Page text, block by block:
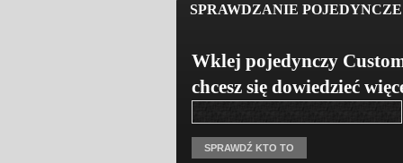
SPRAWDZANIE
Wklej pojedynczy
chcesz się dowiedzieć